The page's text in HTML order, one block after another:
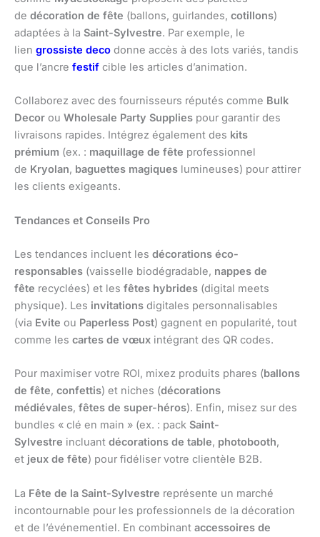
de décoration de fête (ballons, guirlandes, cotillons)
adaptées à la Saint-Sylvestre. Par exemple, le
lien grossiste deco donne accès à des lots variés, tandis
que l’ancre festif cible les articles d’animation.
Collaborez avec des fournisseurs réputés comme Bulk
Decor ou Wholesale Party Supplies pour garantir des
livraisons rapides. Intégrez également des kits
prémium (ex. : maquillage de fête professionnel
de Kryolan, baguettes magiques lumineuses) pour attirer
les clients exigeants.
Tendances et Conseils Pro
Les tendances incluent les décorations éco-
responsables (vaisselle biodégradable, nappes de
fête recyclées) et les fêtes hybrides (digital meets
physique). Les invitations digitales personnalisables
(via Evite ou Paperless Post) gagnent en popularité, tout
comme les cartes de vœux intégrant des QR codes.
Pour maximiser votre ROI, mixez produits phares (ballons
de fête, confettis) et niches (décorations
médiévales, fêtes de super-héros). Enfin, misez sur des
bundles « clé en main » (ex. : pack Saint-
Sylvestre incluant décorations de table, photobooth,
et jeux de fête) pour fidéliser votre clientèle B2B.
La Fête de la Saint-Sylvestre représente un marché
incontournable pour les professionnels de la décoration
et de l’événementiel. En combinant accessoires de